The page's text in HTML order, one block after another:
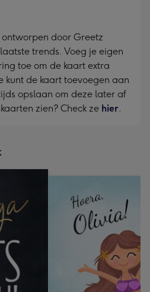
door Greetz
trends. Voeg je eigen
toe om de kaart extra
kunt de kaart toevoegen aan
opslaan om deze later af
zien? Check ze hier.